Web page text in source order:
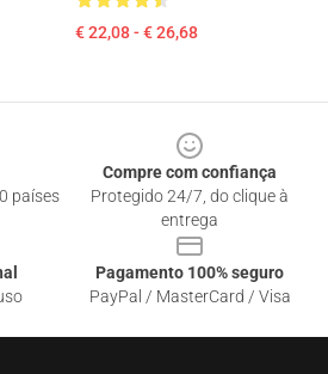
€ 22,08 - € 26,68
países
Compre com confiança
Protegido 24/7, do clique à
entrega
Pagamento 100% seguro
PayPal / MasterCard / Visa